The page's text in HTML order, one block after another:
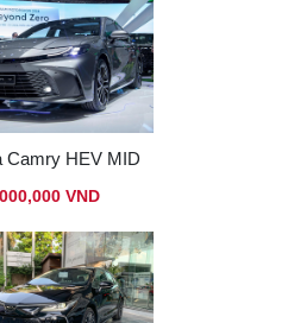
Camry HEV MID
VND